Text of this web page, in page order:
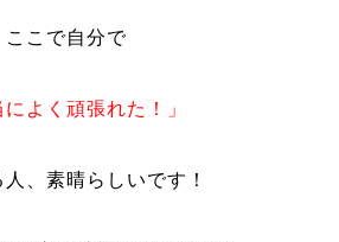
ここで自分で
によく頑張れた！」
人、素晴らしいです！